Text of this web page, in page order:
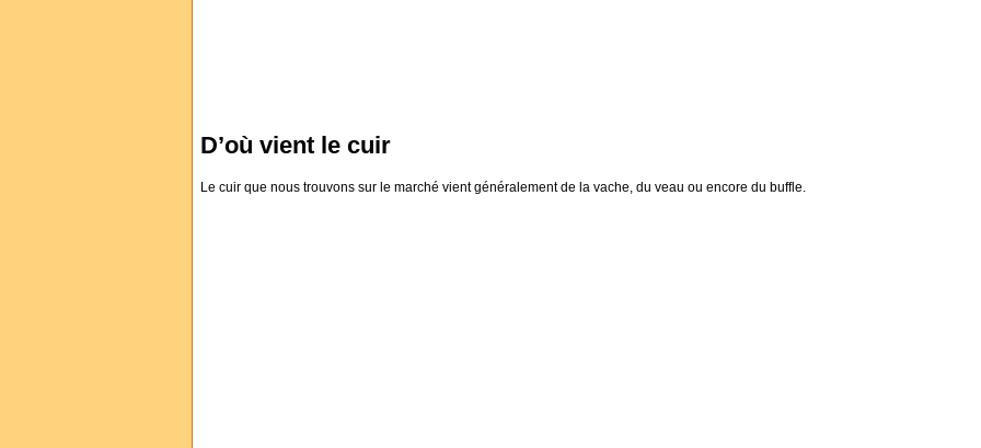
D’où vient le cuir
Le cuir que nous trouvons sur le marché vient généralement de la vache, du veau ou encore du buffle.